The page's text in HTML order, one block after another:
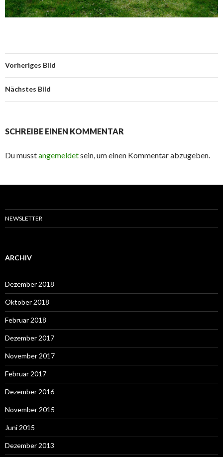
Vorheriges Bild
Nächstes Bild
SCHREIBE EINEN KOMMENTAR
Du musstangemeldetsein, um einen Kommentar abzugeben.
NEWSLETTER
ARCHIV
Dezember 2018
Oktober 2018
Februar 2018
Dezember 2017
November 2017
Februar 2017
Dezember 2016
November 2015
Juni 2015
Dezember 2013